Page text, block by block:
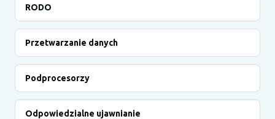
RODO
Przetwarzanie danych
Podprocesorzy
Odpowiedzialne ujawnianie